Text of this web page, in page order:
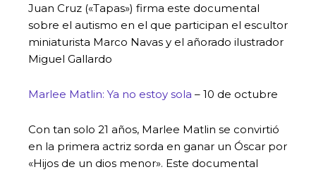
Juan Cruz («Tapas») firma este documental
sobre el autismo en el que participan el escultor
miniaturista Marco Navas y el añorado ilustrador
Miguel Gallardo
Marlee Matlin: Ya no estoy sola – 10 de octubre
Con tan solo 21 años, Marlee Matlin se convirtió
en la primera actriz sorda en ganar un Óscar por
«Hijos de un dios menor». Este documental